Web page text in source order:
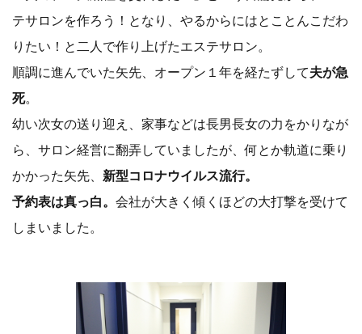
テサロンを作ろう！となり、やるからにはとことんこだわ
りたい！と二人で作り上げたエステサロン。
順調に進んでいた矢先、オープン１年を経たずして夫が急
死。
幼い次女の送り迎え、家事などは長男長女の力をかりなが
ら、サロン経営に翻弄していましたが、何とか軌道に乗り
かかった矢先、 新型コロナウイルス流行。
予約表は真っ白。 会社が大きく傾くほどの大打撃を受けて
しまいました。